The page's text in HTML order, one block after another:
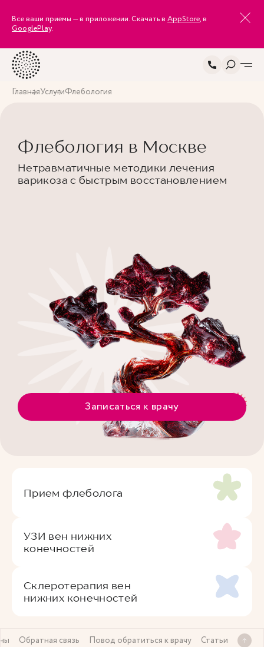
Все ваши приемы — в приложении. Скачать в AppStore, в
GooglePlay.
ГлавнаяУслугиФлебология
Флебология в Москве
Нетравматичные методики лечения
варикоза с быстрым восстановлением
Записаться к врачу
Прием флеболога
УЗИ вен нижних
конечностей
Склеротерапия вен
нижних конечностей
Обратная связь Повод обратиться к врачу Статьи